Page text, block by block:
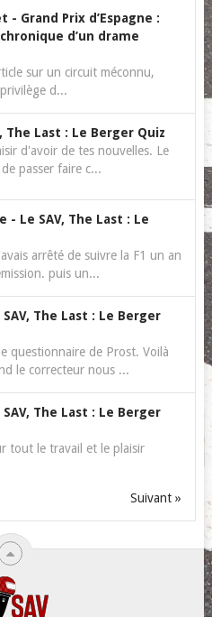
- Grand Prix d’Espagne :
d’un drame
sur un circuit méconnu,
d...
The Last : Le Berger Quiz
d'avoir de tes nouvelles. Le
passer faire c...
- Le SAV, The Last : Le
arrêté de suivre la F1 un an
puis un...
SAV, The Last : Le Berger
questionnaire de Prost. Voilà
le correcteur nous ...
SAV, The Last : Le Berger
tout le travail et le plaisir
Suivant »